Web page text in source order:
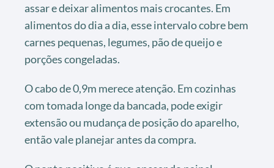
assar e deixar alimentos mais crocantes. Em
alimentos do dia a dia, esse intervalo cobre bem
carnes pequenas, legumes, pão de queijo e
porções congeladas.
O cabo de 0,9m merece atenção. Em cozinhas
com tomada longe da bancada, pode exigir
extensão ou mudança de posição do aparelho,
então vale planejar antes da compra.